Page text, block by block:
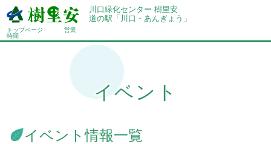
川口緑化センター 樹里安
道の駅「川口・あんぎょう」
トップページ
営業
時間
イベント
イベント情報一覧